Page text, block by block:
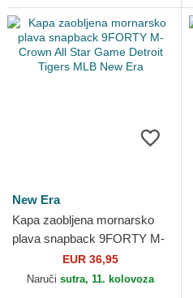
New Era
Kapa zaobljena mornarsko
plava snapback 9FORTY M-
Crown All Star Game Detroit
Tigers MLB New Era
EUR 36,95
Naruči sutra, 11. kolovoza